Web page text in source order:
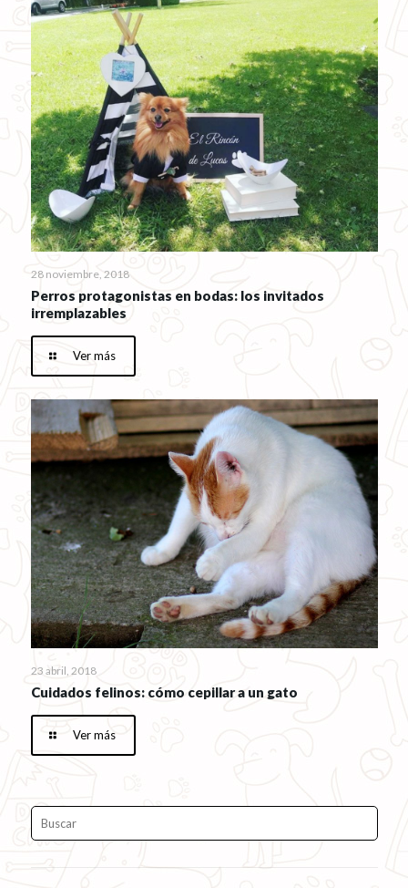
28 noviembre, 2018
Perros protagonistas en bodas: los invitados
irremplazables
Ver más
23 abril, 2018
Cuidados felinos: cómo cepillar a un gato
Ver más